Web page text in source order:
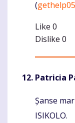
(
Like 0
Dislike 0
Patricia
Șanse
ISIKOLO.